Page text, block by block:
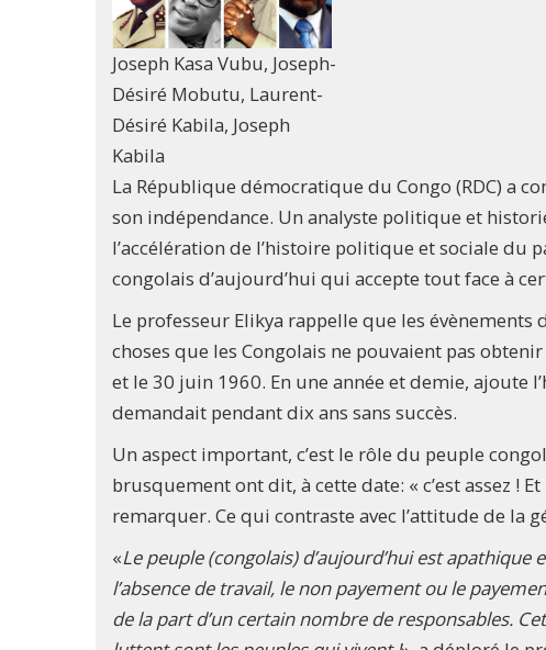
Joseph Kasa Vubu, Joseph-
Désiré Mobutu, Laurent-
Désiré Kabila, Joseph
Kabila
La République démocratique du Congo (RDC) a
son indépendance. Un analyste politique et
l’accélération de l’histoire politique et sociale du
congolais d’aujourd’hui qui accepte tout face à
Le professeur Elikya rappelle que les
choses que les Congolais ne pouvaient pas
et le 30 juin 1960. En une année et demie, ajoute
demandait pendant dix ans sans succès.
Un aspect important, c’est le rôle du peuple
brusquement ont dit, à cette date: « c’est assez !
remarquer. Ce qui contraste avec l’attitude de la
«Le peuple (congolais) d’aujourd’hui est
l’absence de travail, le non payement ou le
de la part d’un certain nombre de responsables.